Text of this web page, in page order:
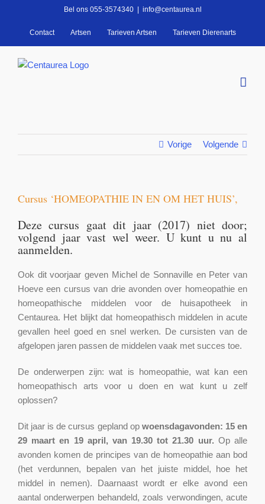
Bel ons 055-3574340 info@centaurea.nl
Contact Artsen Tarieven Artsen Tarieven Dierenarts
Vorige Volgende
Cursus ‘HOMEOPATHIE IN EN OM HET HUIS’,
Deze cursus gaat dit jaar (2017) niet door;
volgend jaar vast wel weer. U kunt u nu al
aanmelden.
Ook dit voorjaar geven Michel de Sonnaville en Peter van
Hoeve een cursus van drie avonden over homeopathie en
homeopathische middelen voor de huisapotheek in
Centaurea. Het blijkt dat homeopathisch middelen in acute
gevallen heel goed en snel werken. De cursisten van de
afgelopen jaren passen de middelen vaak met succes toe.
De onderwerpen zijn: wat is homeopathie, wat kan een
homeopathisch arts voor u doen en wat kunt u zelf
oplossen?
Dit jaar is de cursus gepland op woensdagavonden: 15 en
29 maart en 19 april, van 19.30 tot 21.30 uur. Op alle
avonden komen de principes van de homeopathie aan bod
(het verdunnen, bepalen van het juiste middel, hoe het
middel in nemen). Daarnaast wordt er elke avond een
aantal onderwerpen behandeld, zoals verwondingen, acute